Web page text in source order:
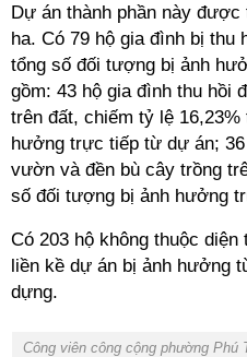
Dự án thành phần này
ha. Có 79 hộ gia đình bị thu
tổng số đối tượng bị ảnh
gồm: 43 hộ gia đình thu hồi
trên đất, chiếm tỷ lệ
hưởng trực tiếp từ dự án;
vườn và đền bù cây trồng
số đối tượng bị ảnh hưởng
Có 203 hộ không thuộc
liền kề dự án bị ảnh hưởng
dựng.
Công viên công cộng phường Phú